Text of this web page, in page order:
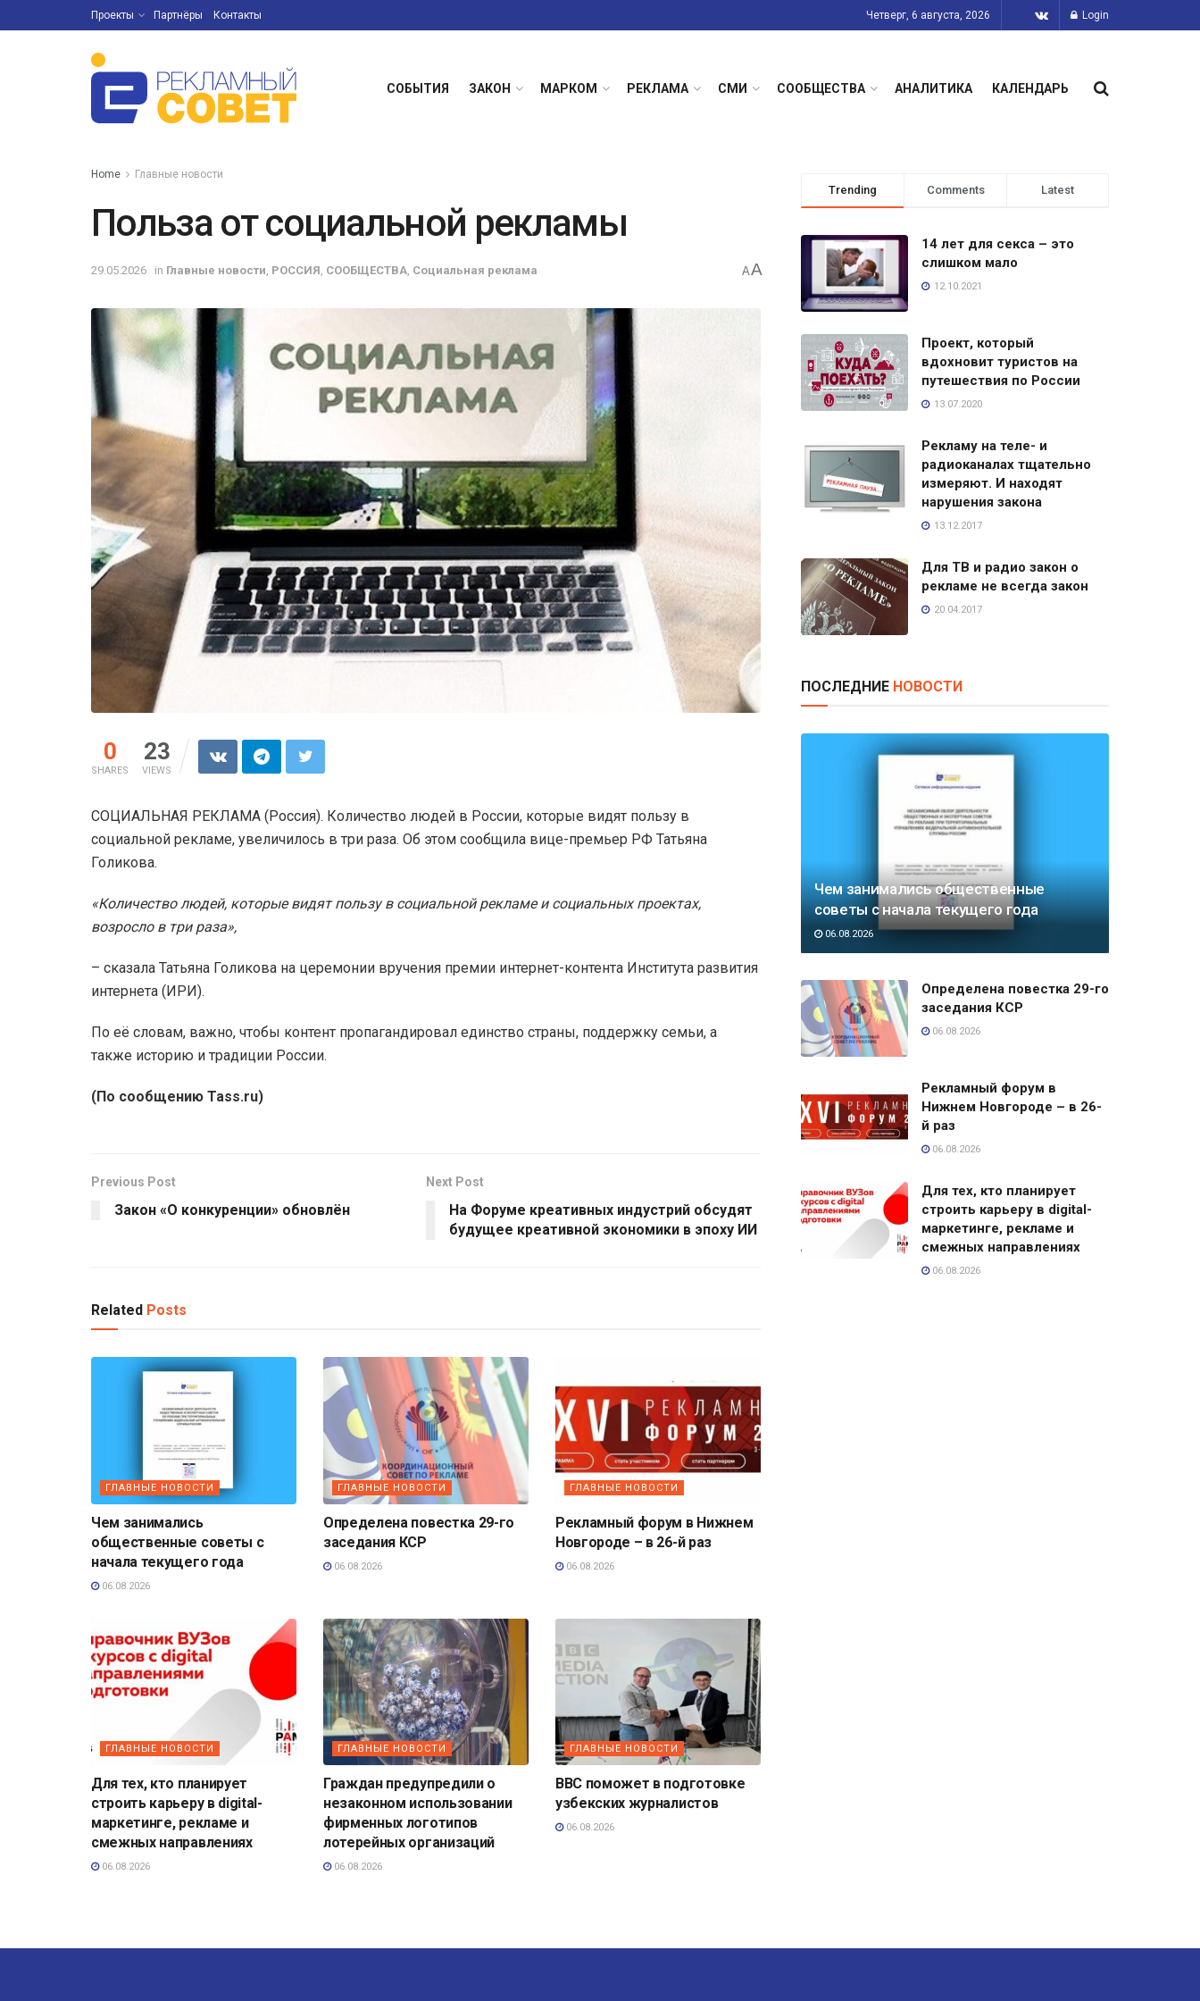
Проекты Партнёры Контакты Четверг, 6 августа, 2026 Login
СОБЫТИЯ ЗАКОН МАРКОМ РЕКЛАМА СМИ СООБЩЕСТВА АНАЛИТИКА КАЛЕНДАРЬ
Home Главные новости
Польза от социальной рекламы
29.05.2026 in Главные новости РОССИЯ СООБЩЕСТВА Социальная реклама AA
0
SHARES
23
VIEWS
СОЦИАЛЬНАЯ РЕКЛАМА (Россия). Количество людей в России, которые видят пользу в
социальной рекламе, увеличилось в три раза. Об этом сообщила вице-премьер РФ Татьяна
Голикова.
«Количество людей, которые видят пользу в социальной рекламе и социальных проектах,
возросло в три раза»,
– сказала Татьяна Голикова на церемонии вручения премии интернет-контента Института развития
интернета (ИРИ).
По её словам, важно, чтобы контент пропагандировал единство страны, поддержку семьи, а
также историю и традиции России.
(По сообщению Tass.ru)
Previous Post
Закон «О конкуренции» обновлён
Next Post
На Форуме креативных индустрий обсудят
будущее креативной экономики в эпоху ИИ
Related Posts
ГЛАВНЫЕ НОВОСТИ
Чем занимались
общественные советы с
начала текущего года
06.08.2026
ГЛАВНЫЕ НОВОСТИ
Определена повестка 29-го
заседания КСР
06.08.2026
ГЛАВНЫЕ НОВОСТИ
Рекламный форум в Нижнем
Новгороде – в 26-й раз
06.08.2026
ГЛАВНЫЕ НОВОСТИ
Для тех, кто планирует
строить карьеру в digital-
маркетинге, рекламе и
смежных направлениях
06.08.2026
ГЛАВНЫЕ НОВОСТИ
Граждан предупредили о
незаконном использовании
фирменных логотипов
лотерейных организаций
06.08.2026
ГЛАВНЫЕ НОВОСТИ
BBC поможет в подготовке
узбекских журналистов
06.08.2026
Trending Comments Latest
14 лет для секса – это
слишком мало
12.10.2021
Проект, который
вдохновит туристов на
путешествия по России
13.07.2020
Рекламу на теле- и
радиоканалах тщательно
измеряют. И находят
нарушения закона
13.12.2017
Для ТВ и радио закон о
рекламе не всегда закон
20.04.2017
ПОСЛЕДНИЕ НОВОСТИ
Чем занимались общественные
советы с начала текущего года
06.08.2026
Определена повестка 29-го
заседания КСР
06.08.2026
Рекламный форум в
Нижнем Новгороде – в 26-
й раз
06.08.2026
Для тех, кто планирует
строить карьеру в digital-
маркетинге, рекламе и
смежных направлениях
06.08.2026